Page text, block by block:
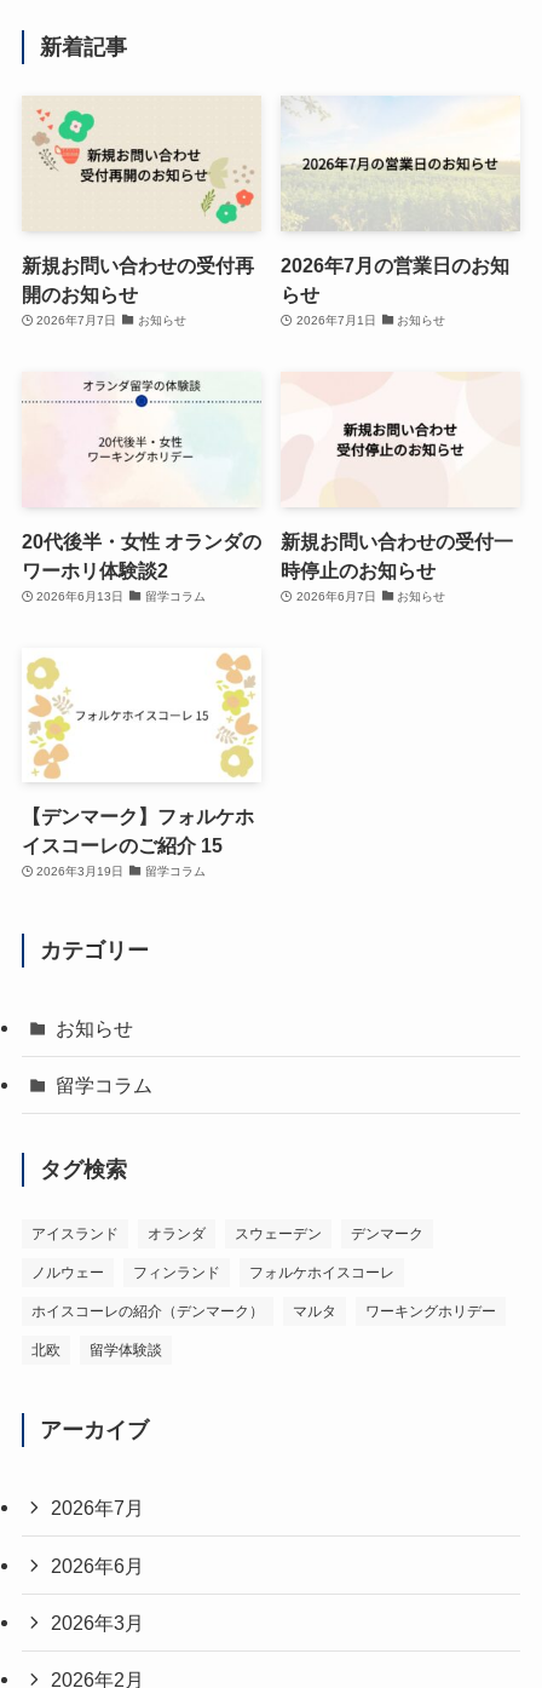
新着記事
新規お問い合わせの受付再
開のお知らせ
2026年7月7日 お知らせ
2026年7月の営業日のお知
らせ
2026年7月1日 お知らせ
20代後半・女性 オランダの
ワーホリ体験談2
2026年6月13日 留学コラム
新規お問い合わせの受付一
時停止のお知らせ
2026年6月7日 お知らせ
【デンマーク】フォルケホ
イスコーレのご紹介 15
2026年3月19日 留学コラム
カテゴリー
お知らせ
留学コラム
タグ検索
アイスランド オランダ スウェーデン デンマーク
ノルウェー フィンランド フォルケホイスコーレ
ホイスコーレの紹介（デンマーク） マルタ ワーキングホリデー
北欧 留学体験談
アーカイブ
2026年7月
2026年6月
2026年3月
2026年2月